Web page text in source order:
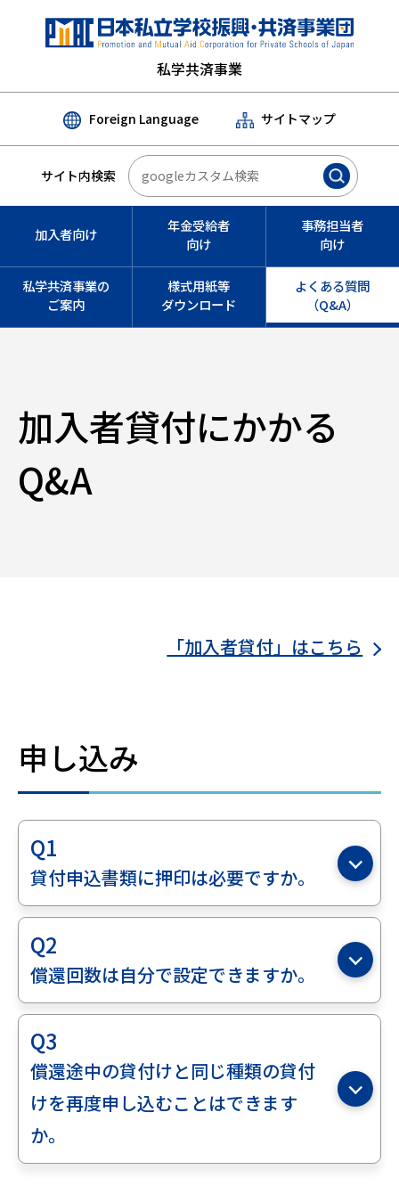
私学共済事業
Foreign Language サイトマップ
サイト内検索
加入者向け
年金受給者
向け
事務担当者
向け
私学共済事業の
ご案内
様式用紙等
ダウンロード
よくある質問
（Q&A）
加入者貸付にかかる
Q&A
「加入者貸付」はこちら
申し込み
Q1
貸付申込書類に押印は必要ですか。
Q2
償還回数は自分で設定できますか。
Q3
償還途中の貸付けと同じ種類の貸付
けを再度申し込むことはできます
か。